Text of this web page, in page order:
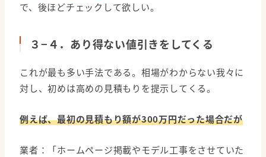
で、後ほどチェックして欲しい。
３−４．あり得ない値引きをしてくる
これが最も多い手法である。相場がわからない我々に
対し、初めは高めの見積もりを提示してくる。
例えば、最初の見積もり額が300万円だった場合だが
業者：「ホームページ掲載やモデル工事をさせていた